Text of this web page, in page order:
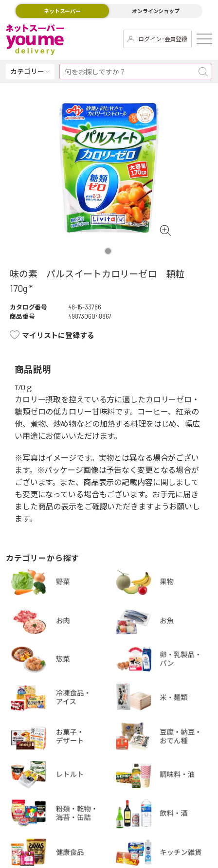
ネットスーパー オンラインショップ
ログイン･会員登録
カテゴリー
味の素 パルスイートカロリーゼロ 顆粒
170g *
カタログ番号
48-15-33786
商品番号
4987306048867
マイリストに登録する
商品説明
170ｇ
カロリー摂取を控えている方に適したカロリーゼロ・
糖類ゼロの低カロリー甘味料です。コーヒー、紅茶の
他、煮物、炒め物などの加熱する料理をはじめ、幅広
い用途にお使いいただけます。
※写真はイメージです。実物とは異なる場合がござい
ます。※パッケージ画像は予告なく変更となる場合が
ございます。また、商品表示の記載内容に関しまして
も変更になっている場合もございます。お手元に届き
ました商品の表示をご確認いただきますようお願いし
ます。
カテゴリーから探す